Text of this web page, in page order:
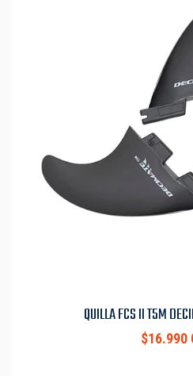
QUILLA FCS II T5M
$16.990